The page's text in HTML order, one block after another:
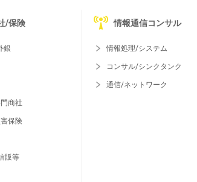
/保険
銀
商社
保険
販等
情報通信コンサル
情報処理/システム
コンサル/シンクタンク
通信/ネットワーク